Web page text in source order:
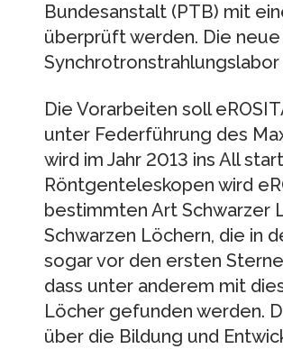
Bundesanstalt (PTB) mit
überprüft werden. Die
Synchrotronstrahlungslabor
Die Vorarbeiten soll
unter Federführung des
wird im Jahr 2013 ins All
Röntgenteleskopen wird
bestimmten Art Schwarzer
Schwarzen Löchern, die in
sogar vor den ersten
dass unter anderem mit
Löcher gefunden werden.
über die Bildung und